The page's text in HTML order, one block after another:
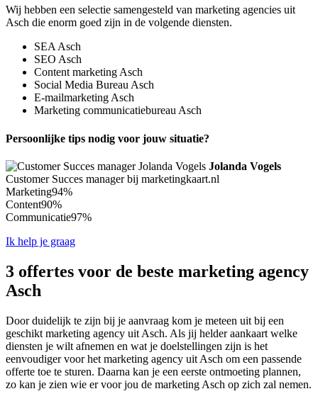
Wij hebben een selectie samengesteld van marketing agencies uit
Asch die enorm goed zijn in de volgende diensten.
SEA Asch
SEO Asch
Content marketing Asch
Social Media Bureau Asch
E-mailmarketing Asch
Marketing communicatiebureau Asch
Persoonlijke tips nodig voor jouw situatie?
Jolanda Vogels
Customer Succes manager bij marketingkaart.nl
Marketing94%
Content90%
Communicatie97%
Ik help je graag
3 offertes voor de beste marketing agency
Asch
Door duidelijk te zijn bij je aanvraag kom je meteen uit bij een
geschikt marketing agency uit Asch. Als jij helder aankaart welke
diensten je wilt afnemen en wat je doelstellingen zijn is het
eenvoudiger voor het marketing agency uit Asch om een passende
offerte toe te sturen. Daarna kan je een eerste ontmoeting plannen,
zo kan je zien wie er voor jou de marketing Asch op zich zal nemen.